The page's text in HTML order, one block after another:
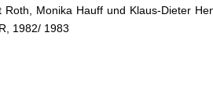
Monika Hauff und Klaus-Dieter
1982/ 1983